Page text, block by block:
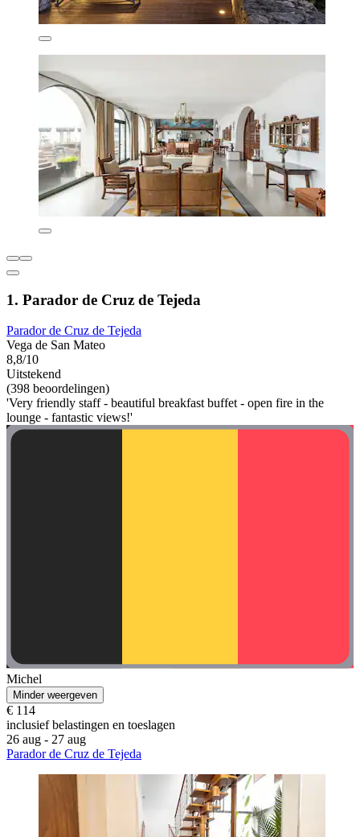
1. Parador de Cruz de Tejeda
Parador de Cruz de Tejeda
Vega de San Mateo
8,8/10
Uitstekend
(398 beoordelingen)
'Very friendly staff - beautiful breakfast buffet - open fire in the
lounge - fantastic views!'
Michel
Minder weergeven
€ 114
inclusief belastingen en toeslagen
26 aug - 27 aug
Parador de Cruz de Tejeda